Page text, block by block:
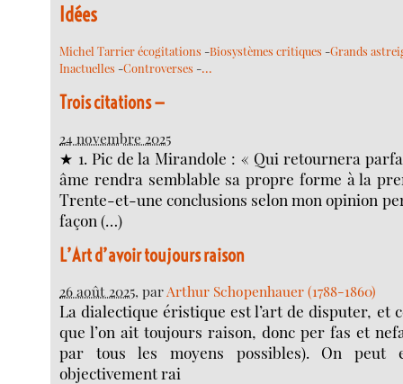
Idées
Michel Tarrier écogitations -Biosystèmes critiques -Grands
Inactuelles -Controverses -…
Trois citations —
24 novembre 2025
★ 1. Pic de la Mirandole : « Qui retournera
âme rendra semblable sa propre forme à la
Trente-et-une conclusions selon mon opinion
façon (…)
L’Art d’avoir toujours raison
26 août 2025, parArthur Schopenhauer (1788-1860)
La dialectique éristique est l’art de disputer, et
que l’on ait toujours raison, donc per fas et
par tous les moyens possibles). On peut
objectivement rai